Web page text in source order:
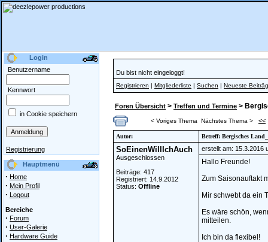
Login
Benutzername
Kennwort
in Cookie speichern
Registrierung
Hauptmenü
· Home
· Mein Profil
· Logout
Bereiche
· Forum
· User-Galerie
· Hardware Guide
Du bist nicht eingeloggt!
Registrieren | Mitgliederliste | Suchen | Neueste
Foren Übersicht > Treffen und Termine >
< Voriges Thema Nächstes Thema > <<
Autor: Betreff: Bergisches
SoEinenWillIchAuch
Ausgeschlossen
Beiträge: 417
Registriert: 14.9.2012
Status: Offline
erstellt am: 15.3.2016
Hallo Freunde!
Zum Saisonauftakt
Mir schwebt da ein
Es wäre schön,
mitteilen.
Ich bin da flexibel!